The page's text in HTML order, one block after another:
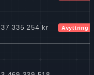
37 335 254 kr Avyttring